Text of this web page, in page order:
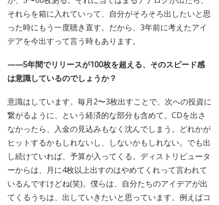
それらを箱に入れていって、自分がそろそろ出したいと思
った時にもう一度聴き直す。だから、3年前に考えたアイ
デアを今出すって言う時もあります。
——5年間でリリースが100枚を超える、そのスピード感
は意識しているのでしょうか？
意識はしています。毎月2〜3枚出すことで、次への投資に
繋がるように、という経済的な部分も含めて。CDを出さ
なかったら、入金の見込みもなく沈んでしまう。どれかが
ヒットするかもしれないし、しないかもしれない。でも出
し続けていれば、予算が入ってくる。ディストリビュータ
ーからは、月に4枚以上出すのはやめてくれって言われて
いるんですけどね(笑)。僕らは、自分たちのアイデアが出
てくるうちは、出していきたいと思っています。例えばコ